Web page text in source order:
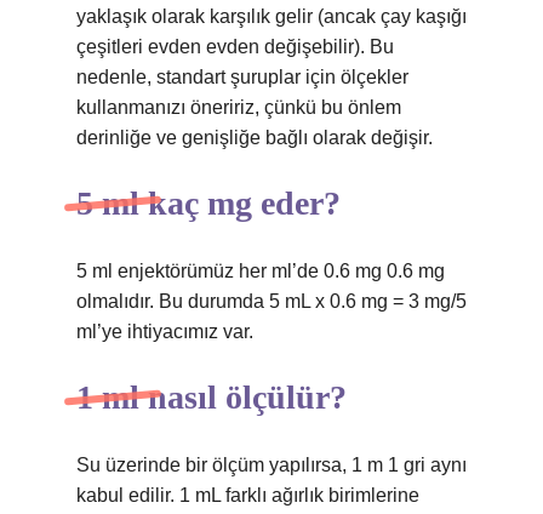
yaklaşık olarak karşılık gelir (ancak çay kaşığı
çeşitleri evden evden değişebilir). Bu
nedenle, standart şuruplar için ölçekler
kullanmanızı öneririz, çünkü bu önlem
derinliğe ve genişliğe bağlı olarak değişir.
5 ml kaç mg eder?
5 ml enjektörümüz her ml’de 0.6 mg 0.6 mg
olmalıdır. Bu durumda 5 mL x 0.6 mg = 3 mg/5
ml’ye ihtiyacımız var.
1 ml nasıl ölçülür?
Su üzerinde bir ölçüm yapılırsa, 1 m 1 gri aynı
kabul edilir. 1 mL farklı ağırlık birimlerine